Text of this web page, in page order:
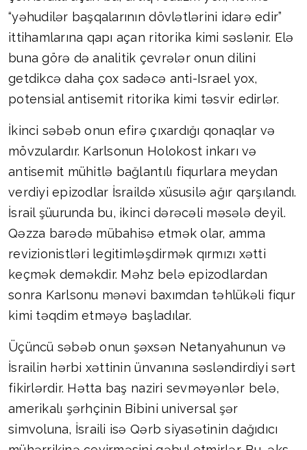
“yəhudilər başqalarının dövlətlərini idarə edir”
ittihamlarına qapı açan ritorika kimi səslənir. Elə
buna görə də analitik çevrələr onun dilini
getdikcə daha çox sadəcə anti-Israel yox,
potensial antisemit ritorika kimi təsvir edirlər.
İkinci səbəb onun efirə çıxardığı qonaqlar və
mövzulardır. Karlsonun Holokost inkarı və
antisemit mühitlə bağlantılı fiqurlara meydan
verdiyi epizodlar İsraildə xüsusilə ağır qarşılandı.
İsrail şüurunda bu, ikinci dərəcəli məsələ deyil.
Qəzza barədə mübahisə etmək olar, amma
revizionistləri legitimləşdirmək qırmızı xətti
keçmək deməkdir. Məhz belə epizodlardan
sonra Karlsonu mənəvi baxımdan təhlükəli fiqur
kimi təqdim etməyə başladılar.
Üçüncü səbəb onun şəxsən Netanyahunun və
İsrailin hərbi xəttinin ünvanına səsləndirdiyi sərt
fikirlərdir. Hətta baş naziri sevməyənlər belə,
amerikalı şərhçinin Bibini universal şər
simvoluna, İsraili isə Qərb siyasətinin dağıdıcı